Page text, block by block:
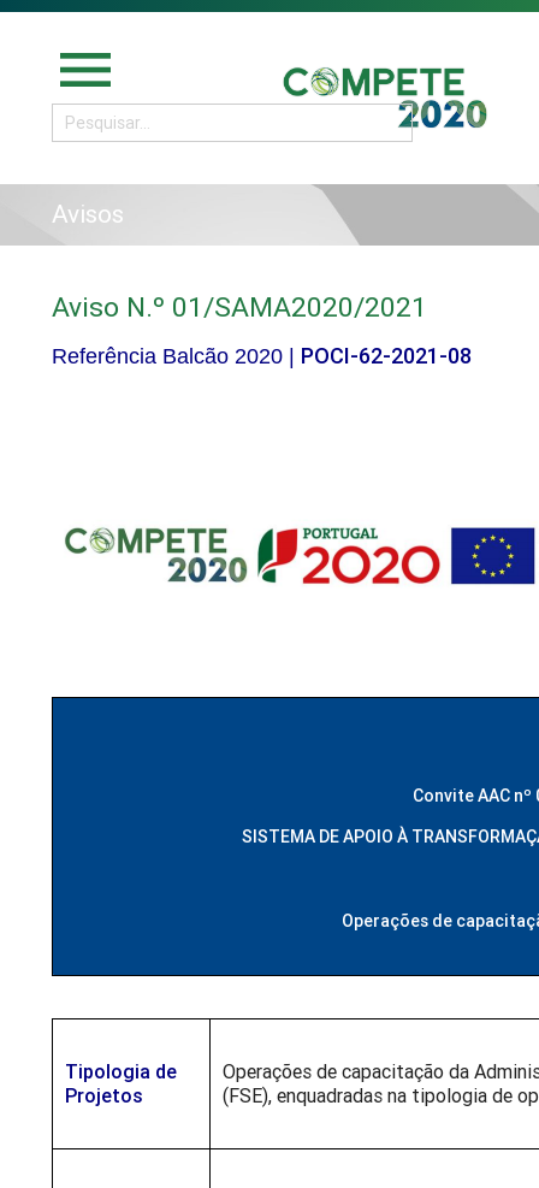
menu
Avisos
Aviso N.º 01/SAMA2020/2021
Referência Balcão 2020 | POCI-62-2021-08
Convite AAC
SISTEMA DE APOIO À
Operações de
Tipologia de
Projetos
Operações de capacitação da
(FSE), enquadradas na tipologia de